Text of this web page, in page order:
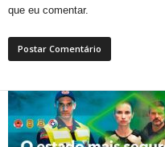
que eu comentar.